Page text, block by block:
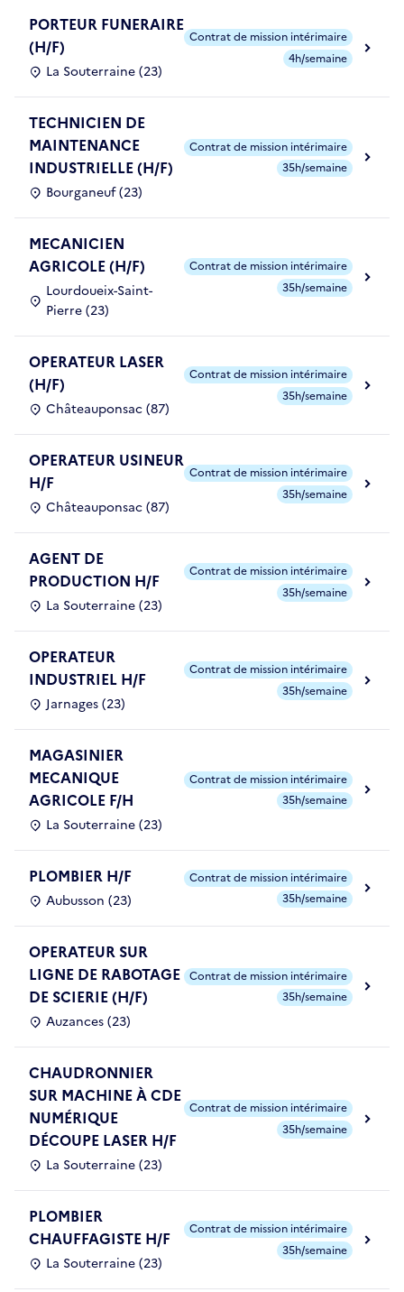
PORTEUR FUNERAIRE
(H/F)
La Souterraine (23)
Contrat de mission intérimaire
4h/semaine
TECHNICIEN DE
MAINTENANCE
INDUSTRIELLE (H/F)
Bourganeuf (23)
Contrat de mission intérimaire
35h/semaine
MECANICIEN
AGRICOLE (H/F)
Lourdoueix-Saint-
Pierre (23)
Contrat de mission intérimaire
35h/semaine
OPERATEUR LASER
(H/F)
Châteauponsac (87)
Contrat de mission intérimaire
35h/semaine
OPERATEUR USINEUR
H/F
Châteauponsac (87)
Contrat de mission intérimaire
35h/semaine
AGENT DE
PRODUCTION H/F
La Souterraine (23)
Contrat de mission intérimaire
35h/semaine
OPERATEUR
INDUSTRIEL H/F
Jarnages (23)
Contrat de mission intérimaire
35h/semaine
MAGASINIER
MECANIQUE
AGRICOLE F/H
La Souterraine (23)
Contrat de mission intérimaire
35h/semaine
PLOMBIER H/F
Aubusson (23)
Contrat de mission intérimaire
35h/semaine
OPERATEUR SUR
LIGNE DE RABOTAGE
DE SCIERIE (H/F)
Auzances (23)
Contrat de mission intérimaire
35h/semaine
CHAUDRONNIER
SUR MACHINE À CDE
NUMÉRIQUE
DÉCOUPE LASER H/F
La Souterraine (23)
Contrat de mission intérimaire
35h/semaine
PLOMBIER
CHAUFFAGISTE H/F
La Souterraine (23)
Contrat de mission intérimaire
35h/semaine